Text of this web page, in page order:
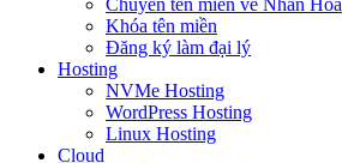
Chuyển tên miền về Nhân Hòa
Khóa tên miền
Đăng ký làm đại lý
Hosting
NVMe Hosting
WordPress Hosting
Linux Hosting
Cloud